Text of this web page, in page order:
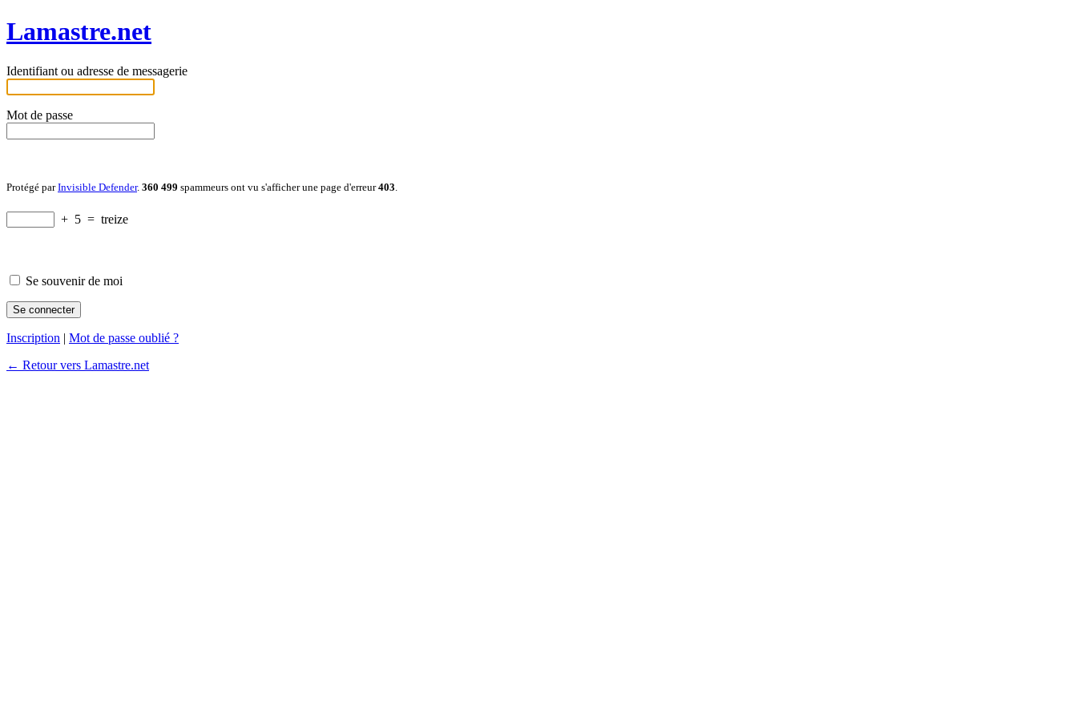
Lamastre.net
Identifiant ou adresse de messagerie
Mot de passe
Protégé parInvisible Defender. 360 499 spammeurs ont vu s'afficher une page d'erreur403
+ 5 = treize
Se souvenir de moi
Inscription | Mot de passe oublié ?
← Retour vers Lamastre.net